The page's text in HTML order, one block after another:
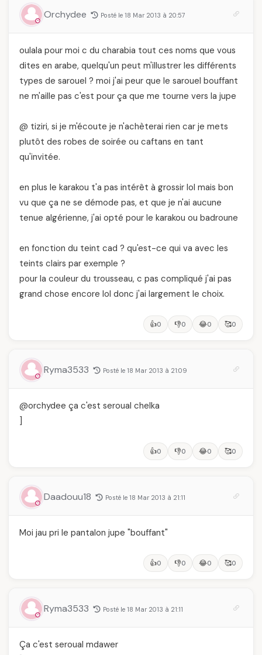
Orchydee Posté le 18 Mar 2013 à 20:57
oulala pour moi c du charabia tout ces noms que vous
dites en arabe, quelqu'un peut m'illustrer les différents
types de sarouel ? moi j'ai peur que le sarouel bouffant
ne m'aille pas c'est pour ça que me tourne vers la jupe
@ tiziri, si je m'écoute je n'achèterai rien car je mets
plutôt des robes de soirée ou caftans en tant
qu'invitée.
en plus le karakou t'a pas intérêt à grossir lol mais bon
vu que ça ne se démode pas, et que je n'ai aucune
tenue algérienne, j'ai opté pour le karakou ou badroune
en fonction du teint cad ? qu'est-ce qui va avec les
teints clairs par exemple ?
pour la couleur du trousseau, c pas compliqué j'ai pas
grand chose encore lol donc j'ai largement le choix.
👍0 👎0 😂0 🥰0
Ryma3533 Posté le 18 Mar 2013 à 21:09
@orchydee ça c'est seroual chelka
👍0 👎0 😂0 🥰0
Daadouu18 Posté le 18 Mar 2013 à 21:11
Moi jau pri le pantalon jupe "bouffant"
👍0 👎0 😂0 🥰0
Ryma3533 Posté le 18 Mar 2013 à 21:11
Ça c'est seroual mdawer